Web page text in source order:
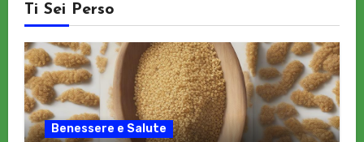
Ti Sei Perso
Benessere e Salute